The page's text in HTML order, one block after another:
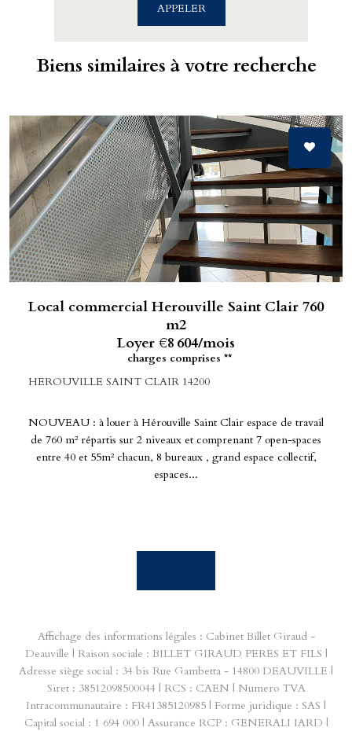
APPELER
Biens similaires à votre recherche
Local commercial Herouville Saint Clair 760
m2
Loyer €8 604/mois
charges comprises **
HEROUVILLE SAINT CLAIR 14200
NOUVEAU : à louer à Hérouville Saint Clair espace de travail
de 760 m² répartis sur 2 niveaux et comprenant 7 open-spaces
entre 40 et 55m² chacun, 8 bureaux , grand espace collectif,
espaces...
Affichage des informations légales : Cabinet Billet Giraud -
Deauville | Raison sociale : BILLET GIRAUD PERES ET FILS |
Adresse siège social : 34 bis Rue Gambetta - 14800 DEAUVILLE |
Siret : 38512098500044 | RCS : CAEN | Numero TVA
Intracommunautaire : FR41385120985 | Forme juridique : SAS |
Capital social : 1 694 000 | Assurance RCP : GENERALI IARD |